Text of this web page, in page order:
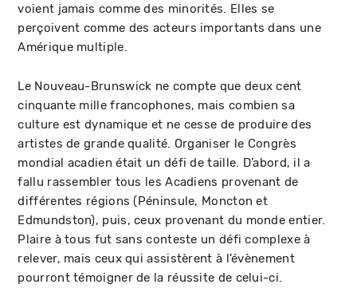
voient jamais comme des minorités. Elles se
perçoivent comme des acteurs importants dans une
Amérique multiple.
Le Nouveau-Brunswick ne compte que deux cent
cinquante mille francophones, mais combien sa
culture est dynamique et ne cesse de produire des
artistes de grande qualité. Organiser le Congrès
mondial acadien était un défi de taille. D’abord, il a
fallu rassembler tous les Acadiens provenant de
différentes régions (Péninsule, Moncton et
Edmundston), puis, ceux provenant du monde entier.
Plaire à tous fut sans conteste un défi complexe à
relever, mais ceux qui assistèrent à l’évènement
pourront témoigner de la réussite de celui-ci.